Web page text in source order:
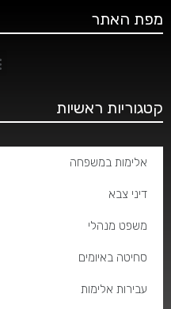
מפת האתר
קטגוריות ראשיות
אלימות במשפחה
דיני צבא
משפט מנהלי
סחיטה באיומים
עבירות אלימות